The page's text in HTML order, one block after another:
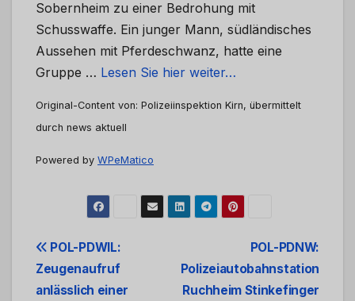
Sobernheim zu einer Bedrohung mit
Schusswaffe. Ein junger Mann, südländisches
Aussehen mit Pferdeschwanz, hatte eine
Gruppe … Lesen Sie hier weiter…
Original-Content von: Polizeiinspektion Kirn, übermittelt
durch news aktuell
Powered by WPeMatico
Beitrags-
Navigation
POL-PDNW:
Polizeiautobahnstation
Ruchheim Stinkefinger
POL-PDWIL:
Zeugenaufruf
anlässlich einer